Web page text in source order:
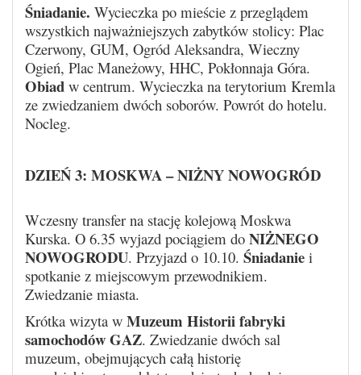
Śniadanie. Wycieczka po mieście z przeglądem
wszystkich najważniejszych zabytków stolicy: Plac
Czerwony, GUM, Ogród Aleksandra, Wieczny
Ogień, Plac Maneżowy, HHC, Pokłonnaja Góra.
Obiad w centrum. Wycieczka na terytorium Kremla
ze zwiedzaniem dwóch soborów. Powrót do hotelu.
Nocleg.
DZIEŃ 3: MOSKWA – NIŻNY NOWOGRÓD
Wczesny transfer na stację kolejową Moskwa
Kurska. O 6.35 wyjazd pociągiem do NIŻNEGO
NOWOGRODU. Przyjazd o 10.10. Śniadanie i
spotkanie z miejscowym przewodnikiem.
Zwiedzanie miasta.
Krótka wizyta w Muzeum Historii fabryki
samochodów GAZ. Zwiedzanie dwóch sal
muzeum, obejmujących całą historię